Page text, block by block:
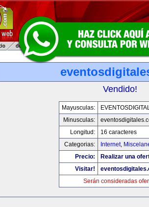
Vendido!
Mayusculas:
Minusculas:
Longitud:
16 caracteres
Categorias:
Internet,
Precio:
Realizar una
Visitar!
Serán consideradas